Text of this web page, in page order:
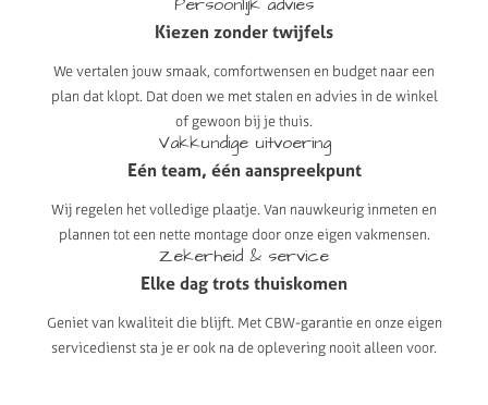
Kiezen zonder twijfels
We vertalen jouw smaak, comfortwensen en budget naar een
plan dat klopt. Dat doen we met stalen en advies in de winkel
of gewoon bij je thuis.
Vakkundige uitvoering
Eén team, één aanspreekpunt
Wij regelen het volledige plaatje. Van nauwkeurig inmeten en
plannen tot een nette montage door onze eigen vakmensen.
Zekerheid & service
Elke dag trots thuiskomen
Geniet van kwaliteit die blijft. Met CBW-garantie en onze eigen
servicedienst sta je er ook na de oplevering nooit alleen voor.